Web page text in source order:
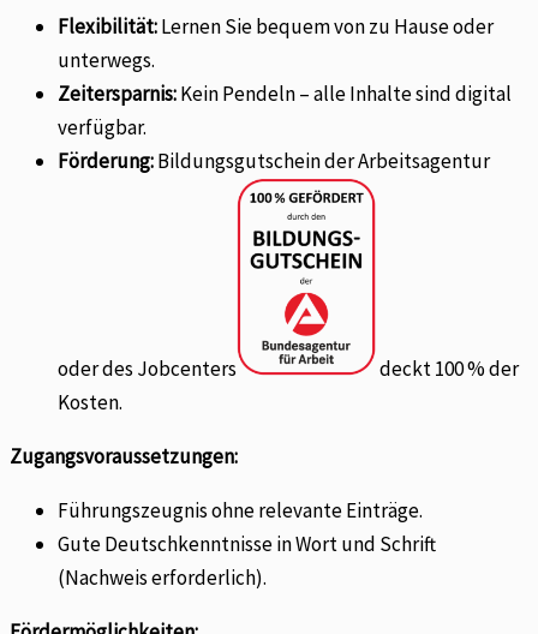
Flexibilität:Lernen Sie bequem von zu Hause oder
unterwegs.
Zeitersparnis:Kein Pendeln – alle Inhalte sind digital
verfügbar.
Förderung:Bildungsgutschein der Arbeitsagentur
oder des Jobcenters
deckt 100 % der
Kosten.
Zugangsvoraussetzungen:
Führungszeugnis ohne relevante Einträge.
Gute Deutschkenntnisse in Wort und Schrift
(Nachweis erforderlich).